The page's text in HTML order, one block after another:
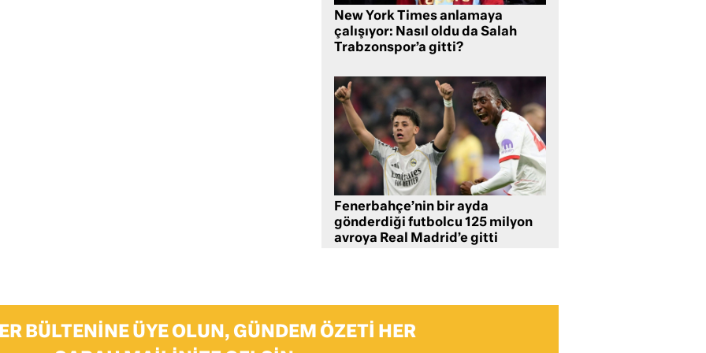
New York Times anlamaya
çalışıyor: Nasıl oldu da Salah
Trabzonspor’a gitti?
Fenerbahçe’nin bir ayda
gönderdiği futbolcu 125 milyon
avroya Real Madrid’e gitti
BÜLTENINE ÜYE OLUN, GÜNDEM ÖZETI HER